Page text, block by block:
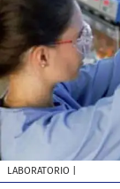
LABORATORIO